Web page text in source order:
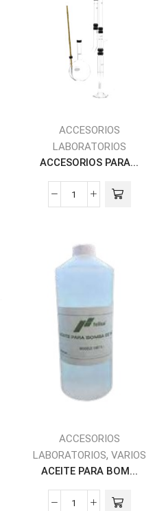
ACCESORIOS
LABORATORIOS
ACCESORIOS PARA...
ACCESORIOS
LABORATORIOS, VARIOS
ACEITE PARA BOM...